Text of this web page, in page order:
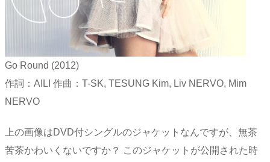
Go Round (2012)
作詞：AILI 作曲：T-SK, TESUNG Kim, Liv NERVO, Mim
NERVO
上の画像はDVD付シングルのジャケットなんですが、無茶
苦茶かわいくないですか？ このジャケットが公開された時